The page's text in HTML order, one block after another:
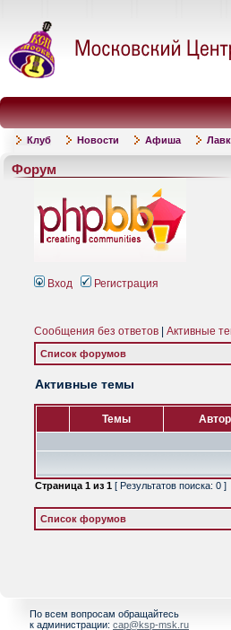
Клуб Новости Афиша
Форум
Вход Регистрация
Сообщения без ответов Активные
Список форумов
Активные темы
Темы Автор
Страница 1 из 1 [ Результатов поиска: 0 ]
Список форумов
По всем вопросам обращайтесь
к администрации: cap@ksp-msk.ru